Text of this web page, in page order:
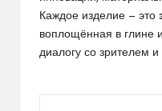
Каждое изделие — это
воплощённая в глине
диалогу со зрителем